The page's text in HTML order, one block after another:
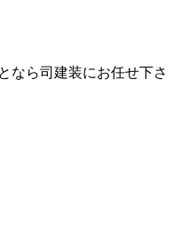
なら司建装にお任せ下さ